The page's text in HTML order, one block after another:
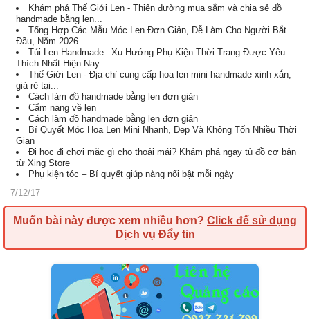
Khám phá Thế Giới Len - Thiên đường mua sắm và chia sẻ đồ
handmade bằng len...
Tổng Hợp Các Mẫu Móc Len Đơn Giản, Dễ Làm Cho Người Bắt
Đầu, Năm 2026
Túi Len Handmade– Xu Hướng Phụ Kiện Thời Trang Được Yêu
Thích Nhất Hiện Nay
Thế Giới Len - Địa chỉ cung cấp hoa len mini handmade xinh xắn,
giá rẻ tại...
Cách làm đồ handmade bằng len đơn giản
Cẩm nang về len
Cách làm đồ handmade bằng len đơn giản
Bí Quyết Móc Hoa Len Mini Nhanh, Đẹp Và Không Tốn Nhiều Thời
Gian
Đi học đi chơi mặc gì cho thoải mái? Khám phá ngay tủ đồ cơ bản
từ Xing Store
Phụ kiện tóc – Bí quyết giúp nàng nổi bật mỗi ngày
7/12/17
Muốn bài này được xem nhiều hơn? Click để sử dụng
Dịch vụ Đẩy tin